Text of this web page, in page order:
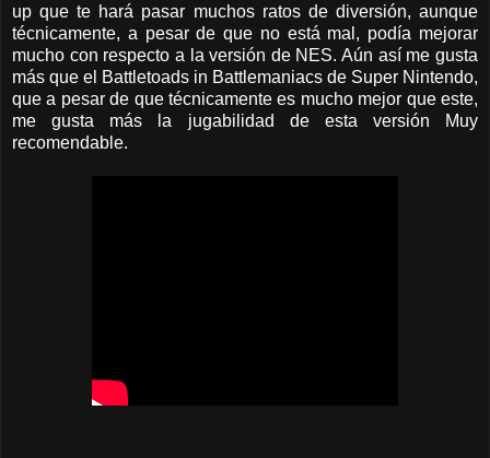
up que te hará pasar muchos ratos de diversión, aunque
técnicamente, a pesar de que no está mal, podía mejorar
mucho con respecto a la versión de NES. Aún así me gusta
más que el Battletoads in Battlemaniacs de Super Nintendo,
que a pesar de que técnicamente es mucho mejor que este,
me gusta más la jugabilidad de esta versión Muy
recomendable.